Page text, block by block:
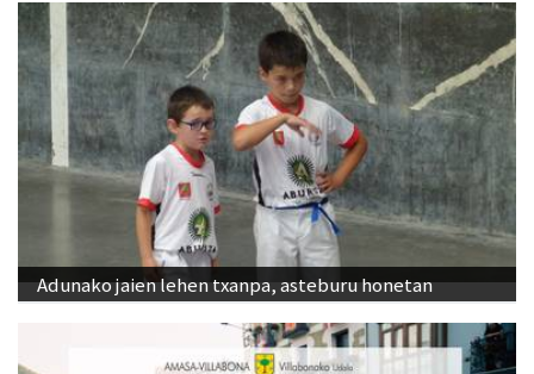
Adunako jaien lehen txanpa, asteburu honetan